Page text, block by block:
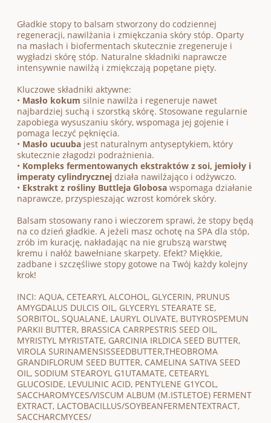
Gładkie stopy to balsam stworzony do codziennej
regeneracji, nawilżania i zmiękczania skóry stóp. Oparty
na masłach i biofermentach skutecznie zregeneruje i
wygładzi skórę stóp. Naturalne składniki naprawcze
intensywnie nawilżą i zmiękczają popętane pięty.
Kluczowe składniki aktywne:
• Masło kokum silnie nawilża i regeneruje nawet
najbardziej suchą i szorstką skórę. Stosowane regularnie
zapobiega wysuszaniu skóry, wspomaga jej gojenie i
pomaga leczyć pęknięcia.
• Masło ucuuba jest naturalnym antyseptykiem, który
skutecznie złagodzi podrażnienia.
• Kompleks fermentowanych ekstraktów z soi, jemioły i
imperaty cylindrycznej działa nawilżająco i odżywczo.
• Ekstrakt z rośliny Buttleja Globosa wspomaga działanie
naprawcze, przyspieszając wzrost komórek skóry.
Balsam stosowany rano i wieczorem sprawi, że stopy będą
na co dzień gładkie. A jeżeli masz ochotę na SPA dla stóp,
zrób im kurację, nakładając na nie grubszą warstwę
kremu i nałóż bawełniane skarpety. Efekt? Miękkie,
zadbane i szczęśliwe stopy gotowe na Twój każdy kolejny
krok!
INCI: AQUA, CETEARYL ALCOHOL, GLYCERIN, PRUNUS
AMYGDALUS DULCIS OIL, GLYCERYL STEARATE SE,
SORBITOL, SQUALANE, LAURYL OLIVATE, BUTYROSPEMUN
PARKII BUTTER, BRASSICA CARRPESTRIS SEED OIL,
MYRISTYL MYRISTATE, GARCINIA IRLDICA SEED BUTTER,
VIROLA SURINAMENSISSEEDBUTTER,THEOBROMA
GRANDIFLORUM SEED BUTTER, CAMELINA SATIVA SEED
OIL, SODIUM STEAROYL G1UTAMATE, CETEARYL
GLUCOSIDE, LEVULINIC ACID, PENTYLENE G1YCOL,
SACCHAROMYCES/VISCUM ALBUM (M.ISTLETOE) FERMENT
EXTRACT, LACTOBACILLUS/SOYBEANFERMENTEXTRACT,
SACCHARCMYCES/